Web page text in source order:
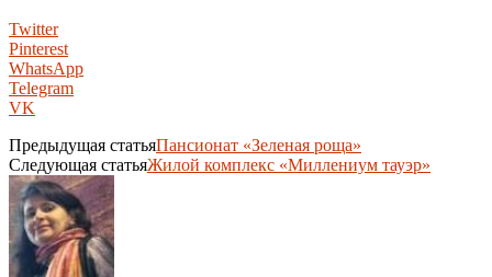
Twitter
Pinterest
WhatsApp
Telegram
VK
Предыдущая статьяПансионат «Зеленая роща»
Следующая статьяЖилой комплекс «Миллениум тауэр»